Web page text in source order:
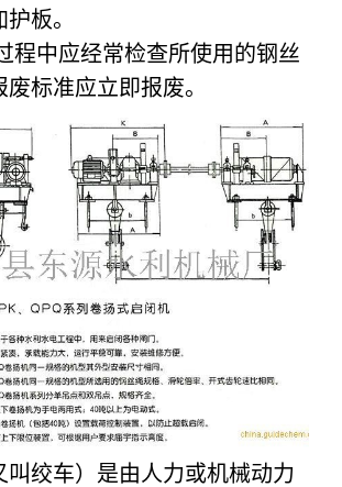
板。
程中应经常检查所使用的钢丝
标准应立即报废。
叫绞车）是由人力或机械动力